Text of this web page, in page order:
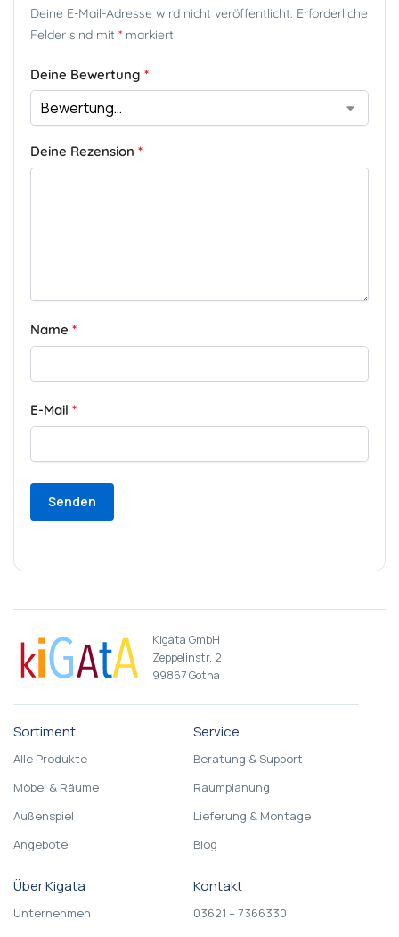
Deine E-Mail-Adresse wird nicht veröffentlicht. Erforderliche
Felder sind mit * markiert
Deine Bewertung *
Deine Rezension *
Name *
E-Mail *
Kigata GmbH
Zeppelinstr. 2
99867 Gotha
Sortiment
Alle Produkte
Möbel & Räume
Außenspiel
Angebote
Service
Beratung & Support
Raumplanung
Lieferung & Montage
Blog
Über Kigata
Unternehmen
Kontakt
03621 – 7366330